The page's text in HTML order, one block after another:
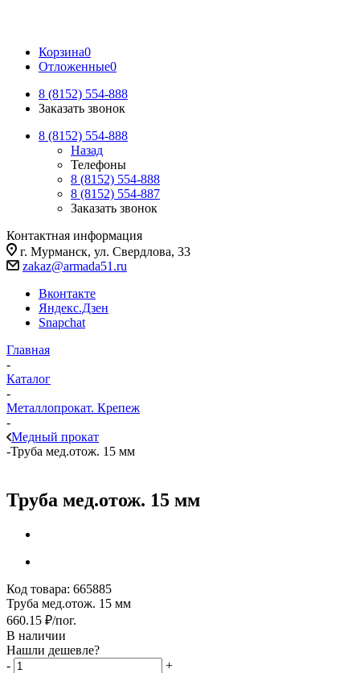
Корзина0
Отложенные0
8 (8152) 554-888
Заказать звонок
8 (8152) 554-888
Назад
Телефоны
8 (8152) 554-888
8 (8152) 554-887
Заказать звонок
Контактная информация
г. Мурманск, ул. Свердлова, 33
zakaz@armada51.ru
Вконтакте
Яндекс.Дзен
Snapchat
Главная
-
Каталог
-
Металлопрокат. Крепеж
-
Медный прокат
-Труба мед.отож. 15 мм
Труба мед.отож. 15 мм
Код товара: 665885
Труба мед.отож. 15 мм
660.15 ₽/пог.
В наличии
Нашли дешевле?
-
+